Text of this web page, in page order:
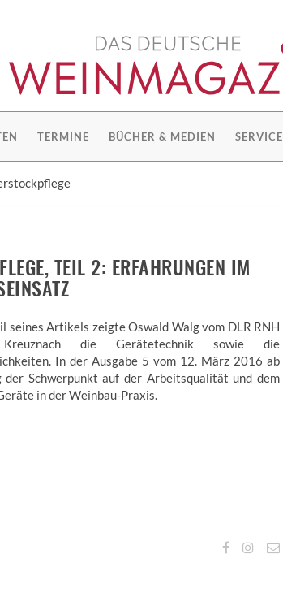
TERMINE BÜCHER & MEDIEN SERVICE
TEIL 2: ERFAHRUNGEN IM
seines Artikels zeigte Oswald Walg vom DLR RNH
die Gerätetechnik sowie die
In der Ausgabe 5 vom 12. März 2016 ab
der Schwerpunkt auf der Arbeitsqualität und dem
in der Weinbau-Praxis.